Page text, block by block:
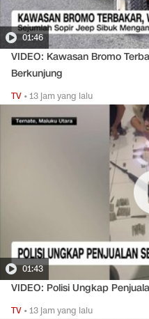
01:46
VIDEO: Kawasan Bromo
Berkunjung
TV •13 jam yang lalu
01:43
VIDEO: Polisi Ungkap
TV •13 jam yang lalu